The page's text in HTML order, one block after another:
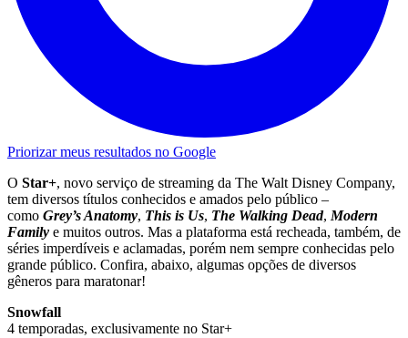
Priorizar meus resultados no Google
O Star+, novo serviço de streaming da The Walt Disney Company,
tem diversos títulos conhecidos e amados pelo público –
como Grey’s Anatomy, This is Us, The Walking Dead, Modern
Family e muitos outros. Mas a plataforma está recheada, também, de
séries imperdíveis e aclamadas, porém nem sempre conhecidas pelo
grande público. Confira, abaixo, algumas opções de diversos
gêneros para maratonar!
Snowfall
4 temporadas, exclusivamente no Star+